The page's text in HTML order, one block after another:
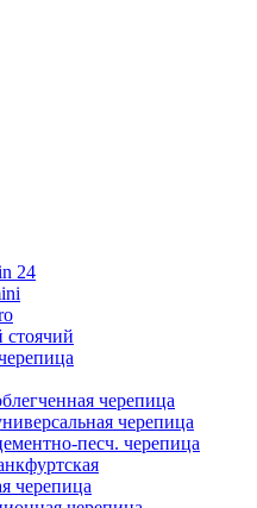
24
черепица
черепица
песч. черепица
черепица